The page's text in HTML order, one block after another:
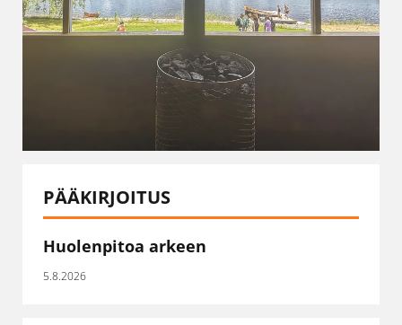
PÄÄKIRJOITUS
Huolenpitoa arkeen
5.8.2026